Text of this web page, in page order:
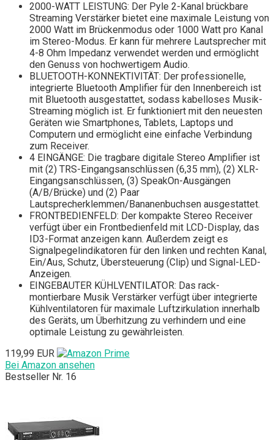
2000-WATT LEISTUNG: Der Pyle 2-Kanal brückbare
Streaming Verstärker bietet eine maximale Leistung von
2000 Watt im Brückenmodus oder 1000 Watt pro Kanal
im Stereo-Modus. Er kann für mehrere Lautsprecher mit
4-8 Ohm Impedanz verwendet werden und ermöglicht
den Genuss von hochwertigem Audio.
BLUETOOTH-KONNEKTIVITÄT: Der professionelle,
integrierte Bluetooth Amplifier für den Innenbereich ist
mit Bluetooth ausgestattet, sodass kabelloses Musik-
Streaming möglich ist. Er funktioniert mit den neuesten
Geräten wie Smartphones, Tablets, Laptops und
Computern und ermöglicht eine einfache Verbindung
zum Receiver.
4 EINGÄNGE: Die tragbare digitale Stereo Amplifier ist
mit (2) TRS-Eingangsanschlüssen (6,35 mm), (2) XLR-
Eingangsanschlüssen, (3) SpeakOn-Ausgängen
(A/B/Brücke) und (2) Paar
Lautsprecherklemmen/Bananenbuchsen ausgestattet.
FRONTBEDIENFELD: Der kompakte Stereo Receiver
verfügt über ein Frontbedienfeld mit LCD-Display, das
ID3-Format anzeigen kann. Außerdem zeigt es
Signalpegelindikatoren für den linken und rechten Kanal,
Ein/Aus, Schutz, Übersteuerung (Clip) und Signal-LED-
Anzeigen.
EINGEBAUTER KÜHLVENTILATOR: Das rack-
montierbare Musik Verstärker verfügt über integrierte
Kühlventilatoren für maximale Luftzirkulation innerhalb
des Geräts, um Überhitzung zu verhindern und eine
optimale Leistung zu gewährleisten.
119,99 EUR
Bei Amazon ansehen
Bestseller Nr. 16